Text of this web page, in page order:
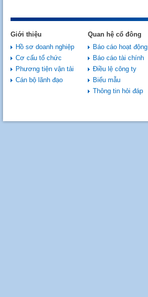
Giới thiệu
Hồ sơ doanh nghiệp
Cơ cấu tổ chức
Phương tiện vận tải
Cán bộ lãnh đạo
Quan hệ cổ đông
Báo cáo hoạt động
Báo cáo tài chính
Điều lệ công ty
Biểu mẫu
Thông tin hỏi đáp